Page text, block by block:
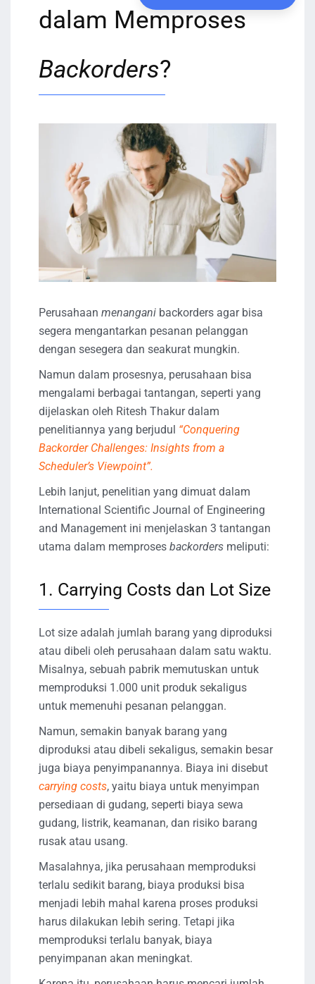
dalam Memproses
Backorders?
Perusahaan menangani backorders agar bisa
segera mengantarkan pesanan pelanggan
dengan sesegera dan seakurat mungkin.
Namun dalam prosesnya, perusahaan bisa
mengalami berbagai tantangan, seperti yang
dijelaskan oleh Ritesh Thakur dalam
penelitiannya yang berjudul “Conquering
Backorder Challenges: Insights from a
Scheduler’s Viewpoint”.
Lebih lanjut, penelitian yang dimuat dalam
International Scientific Journal of Engineering
and Management ini menjelaskan 3 tantangan
utama dalam memproses backorders meliputi:
1. Carrying Costs dan Lot Size
Lot size adalah jumlah barang yang diproduksi
atau dibeli oleh perusahaan dalam satu waktu.
Misalnya, sebuah pabrik memutuskan untuk
memproduksi 1.000 unit produk sekaligus
untuk memenuhi pesanan pelanggan.
Namun, semakin banyak barang yang
diproduksi atau dibeli sekaligus, semakin besar
juga biaya penyimpanannya. Biaya ini disebut
carrying costs, yaitu biaya untuk menyimpan
persediaan di gudang, seperti biaya sewa
gudang, listrik, keamanan, dan risiko barang
rusak atau usang.
Masalahnya, jika perusahaan memproduksi
terlalu sedikit barang, biaya produksi bisa
menjadi lebih mahal karena proses produksi
harus dilakukan lebih sering. Tetapi jika
memproduksi terlalu banyak, biaya
penyimpanan akan meningkat.